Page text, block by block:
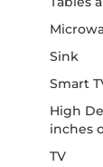
Sink
Smart
High
inches
TV